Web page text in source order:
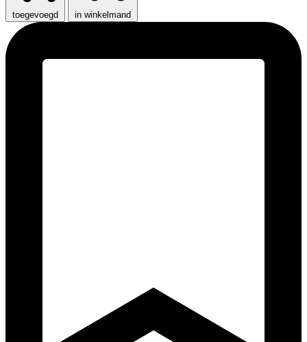
toegevoegd in winkelmand